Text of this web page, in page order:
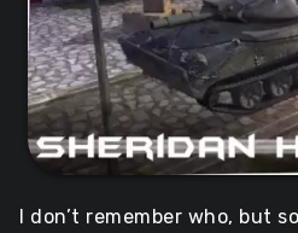
I don’t remember who, but